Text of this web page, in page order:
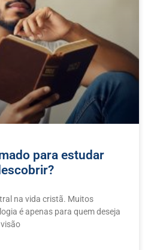
para estudar
na vida cristã. Muitos
é apenas para quem deseja